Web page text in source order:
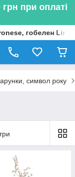
при оплаті
гобелен
символ року